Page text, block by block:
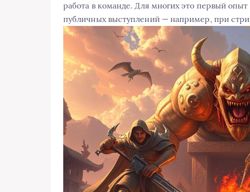
работа в команде. Для многих это первый
публичных выступлений — например, при